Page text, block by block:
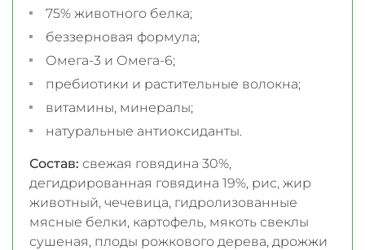
75% животного белка;
беззерновая формула;
Омега-3 и Омега-6;
пребиотики и растительные волокна;
витамины, минералы;
натуральные антиоксиданты.
Состав: свежая говядина 30%,
дегидрированная говядина 19%, рис, жир
животный, чечевица, гидролизованные
мясные белки, картофель, мякоть свеклы
сушеная, плоды рожкового дерева, дрожжи